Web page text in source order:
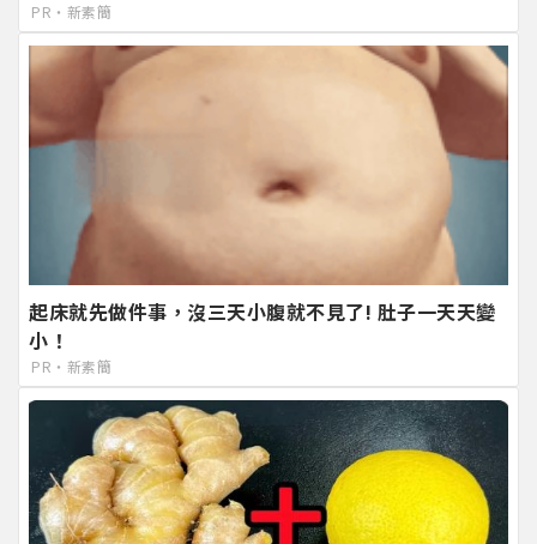
PR・新素簡
起床就先做件事，沒三天小腹就不見了! 肚子一天天變
小！
PR・新素簡